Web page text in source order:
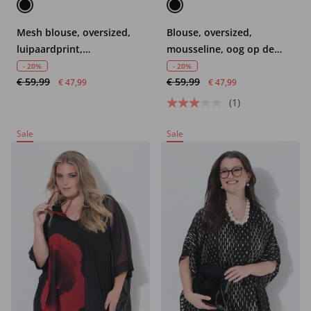
Mesh blouse, oversized,
luipaardprint,
ondoorzichtige jersey top
- 20%
€ 59,99 € 47,99
Blouse, oversized,
mousseline, oog op de
achterkant
- 20%
€ 59,99 € 47,99
(1)
Sale Sale